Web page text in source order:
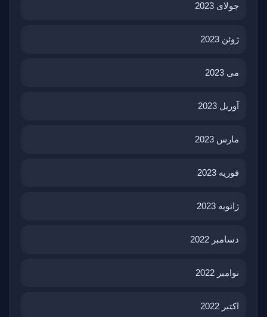
جولای 2023
ژوئن 2023
می 2023
آوریل 2023
مارس 2023
فوریه 2023
ژانویه 2023
دسامبر 2022
نوامبر 2022
اکتبر 2022